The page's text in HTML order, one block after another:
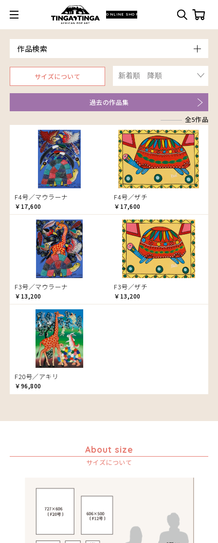
ONLINE SHOP
作品検索
Model
青空
朝焼け
イノシシ
イボイノシシ
イルカ
インパラ
うさぎ
お祭り
音楽
カエル
かくれんぼ
家族-親子
カシューナッツの木
カップル
カバ
カメ
カメレオン
木
キリン
キリマンジャロ
孔雀
サイ
サル
チーター
チンパンジー
鳥
サイズについて
過去の作品集
全5作品
F4号／マウラーナ
￥17,600
F4号／ザチ
￥17,600
F3号／マウラーナ
￥13,200
F3号／ザチ
￥13,200
F20号／アキリ
￥96,800
About size
サイズについて